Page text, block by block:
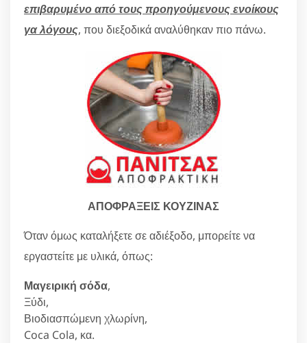
επιβαρυμένο από τους προηγούμενους ενοίκους
γα λόγους, που διεξοδικά αναλύθηκαν πιο πάνω.
ΑΠΟΦΡΑΞΕΙΣ ΚΟΥΖΙΝΑΣ
Όταν όμως καταλήξετε σε αδιέξοδο, μπορείτε να
εργαστείτε με υλικά, όπως:
Μαγειρική σόδα,
Ξύδι,
Βιοδιασπώμενη χλωρίνη,
Coca Cola, κα.